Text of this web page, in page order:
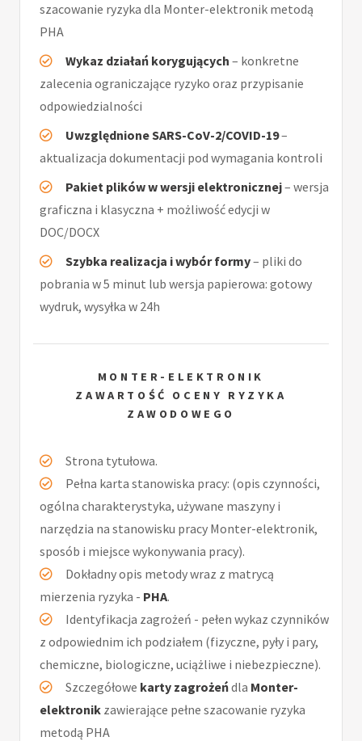
szacowanie ryzyka dla Monter-elektronik metodą
PHA
Wykaz działań korygujących – konkretne
zalecenia ograniczające ryzyko oraz przypisanie
odpowiedzialności
Uwzględnione SARS-CoV-2/COVID-19–
aktualizacja dokumentacji pod wymagania kontroli
Pakiet plików w wersji elektronicznej– wersja
graficzna i klasyczna + możliwość edycji w
DOC/DOCX
Szybka realizacja i wybór formy– pliki do
pobrania w 5 minut lub wersja papierowa: gotowy
wydruk, wysyłka w 24h
MONTER-ELEKTRONIK
ZAWARTOŚĆ OCENY RYZYKA
ZAWODOWEGO
Strona tytułowa.
Pełna karta stanowiska pracy: (opis czynności,
ogólna charakterystyka, używane maszyny i
narzędzia na stanowisku pracy Monter-elektronik,
sposób i miejsce wykonywania pracy).
Dokładny opis metody wraz z matrycą
mierzenia ryzyka - PHA.
Identyfikacja zagrożeń - pełen wykaz czynników
z odpowiednim ich podziałem (fizyczne, pyły i pary,
chemiczne, biologiczne, uciążliwe i niebezpieczne).
Szczegółowe karty zagrożeńdla Monter-
elektronik zawierające pełne szacowanie ryzyka
metodą PHA